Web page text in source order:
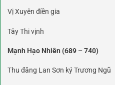
Vị Xuyên điền gia
Tây Thi vịnh
Mạnh Hạo Nhiên (689 – 740)
Thu đăng Lan Sơn ký Trương Ngũ